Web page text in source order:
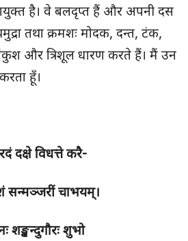
है। वे बलदृप्त हैं और अपनी दस
तथा क्रमशः मोदक, दन्त, टंक,
और त्रिशूल धारण करते हैं। मैं उन
हूँ।
दक्षे विधत्ते करै-
सन्मञ्जरीं चाभयम्।
शङ्खन्दुगौरः शुभो